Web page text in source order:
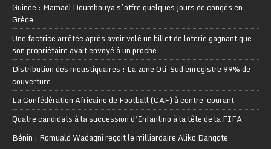
Guinée : Mamadi Doumbouya s’offre quelques jours de congés en
Grèce
Une factrice arrêtée après avoir volé un billet de loterie gagnant que
son propriétaire avait envoyé à un proche
Distribution des moustiquaires : La zone Oti-Sud enregistre 99% de
couverture
La Confédération Africaine de Football (CAF) à contre-courant
Quatre candidats à la succession d’Infantino à la tête de la FIFA
Bénin : Romuald Wadagni reçoit le milliardaire Aliko Dangote